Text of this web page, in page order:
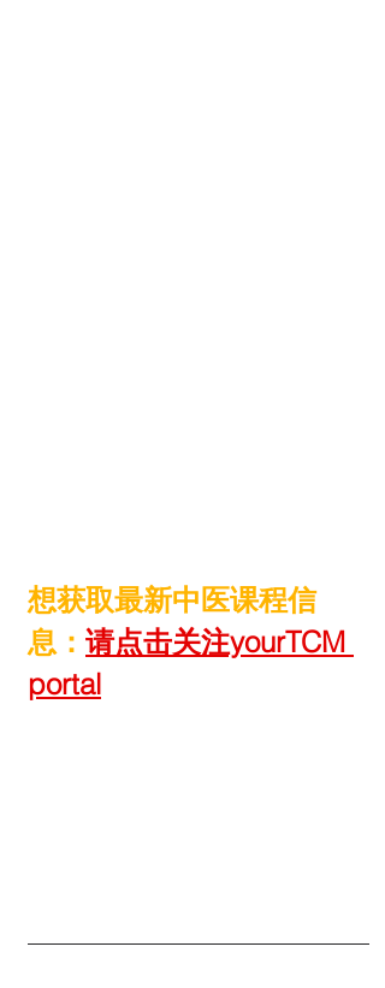
想获取最新中医课程信
息： 请点击关注yourTCM
portal